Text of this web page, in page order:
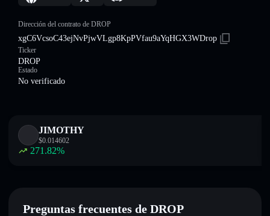
Dirección del contrato de DROP
xgC6VcsoC43ejNvPjwVLgp8KpPVfau9aYqHGX3WDrop
Ticker
DROP
Estado
No verificado
JIMOTHY
$0.014602
271.82%
Preguntas frecuentes de DROP